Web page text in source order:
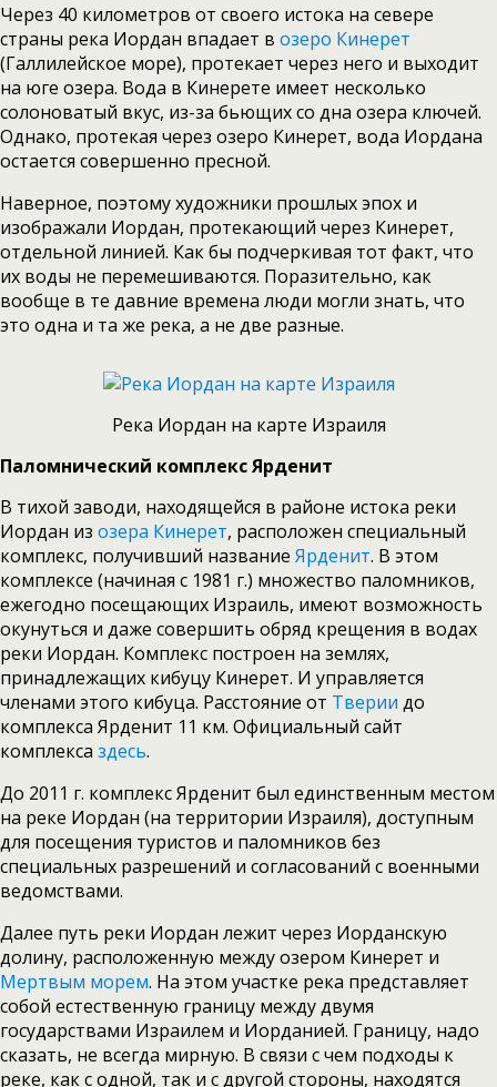
Через 40 километров от своего истока на севере
страны река Иордан впадает в озеро Кинерет
(Галлилейское море), протекает через него и выходит
на юге озера. Вода в Кинерете имеет несколько
солоноватый вкус, из-за бьющих со дна озера ключей.
Однако, протекая через озеро Кинерет, вода Иордана
остается совершенно пресной.
Наверное, поэтому художники прошлых эпох и
изображали Иордан, протекающий через Кинерет,
отдельной линией. Как бы подчеркивая тот факт, что
их воды не перемешиваются. Поразительно, как
вообще в те давние времена люди могли знать, что
это одна и та же река, а не две разные.
Река Иордан на карте Израиля
Паломнический комплекс Ярденит
В тихой заводи, находящейся в районе истока реки
Иордан из озера Кинерет, расположен специальный
комплекс, получивший название Ярденит. В этом
комплексе (начиная с 1981 г.) множество паломников,
ежегодно посещающих Израиль, имеют возможность
окунуться и даже совершить обряд крещения в водах
реки Иордан. Комплекс построен на землях,
принадлежащих кибуцу Кинерет. И управляется
членами этого кибуца. Расстояние от Тверии до
комплекса Ярденит 11 км. Официальный сайт
комплекса здесь.
До 2011 г. комплекс Ярденит был единственным местом
на реке Иордан (на территории Израиля), доступным
для посещения туристов и паломников без
специальных разрешений и согласований с военными
ведомствами.
Далее путь реки Иордан лежит через Иорданскую
долину, расположенную между озером Кинерет и
Мертвым морем. На этом участке река представляет
собой естественную границу между двумя
государствами Израилем и Иорданией. Границу, надо
сказать, не всегда мирную. В связи с чем подходы к
реке, как с одной, так и с другой стороны, находятся